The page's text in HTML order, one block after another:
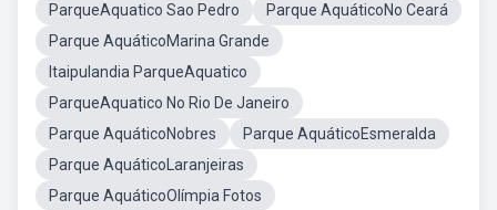
ParqueAquatico Sao Pedro
Parque AquáticoNo Ceará
Parque AquáticoMarina Grande
Itaipulandia ParqueAquatico
ParqueAquatico No Rio De Janeiro
Parque AquáticoNobres
Parque AquáticoEsmeralda
Parque AquáticoLaranjeiras
Parque AquáticoOlímpia Fotos